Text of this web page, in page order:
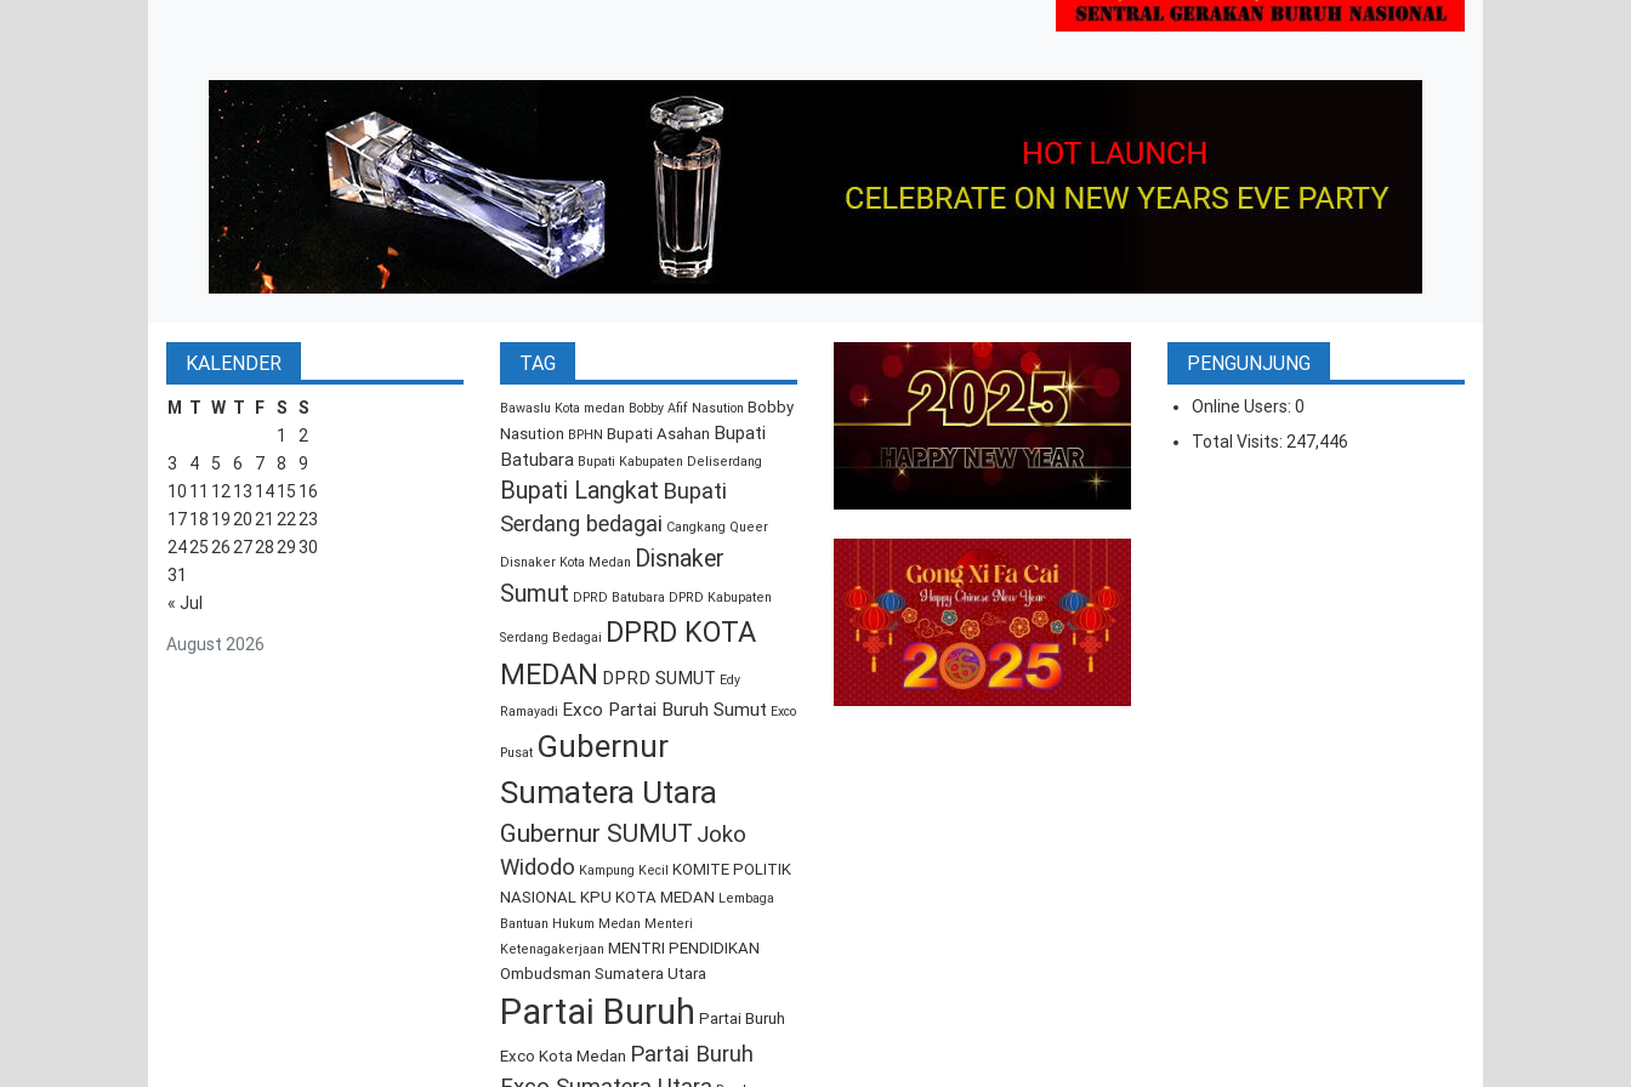
KALENDER
August 2026
M T W T F S S
« Jul
1
2
3
4 5 6 7 8
9
10 11 12 13 1415 16
1718 19 20 21 22 23
2425 26 2728 2930
31
TAG
Bawaslu Kota medan Bobby Afif Nasution Bobby
Nasution BPHN Bupati Asahan Bupati
Batubara Bupati Kabupaten Deliserdang
Bupati Langkat Bupati
Serdang bedagai Cangkang Queer
Disnaker Kota Medan Disnaker
Sumut DPRD Batubara DPRD Kabupaten
Serdang Bedagai DPRD KOTA
MEDAN DPRD SUMUT Edy
Ramayadi Exco Partai Buruh Sumut Exco
Pusat Gubernur
Sumatera Utara
Gubernur SUMUT Joko
Widodo Kampung Kecil KOMITE POLITIK
NASIONAL KPU KOTA MEDAN Lembaga
Bantuan Hukum Medan Menteri
Ketenagakerjaan MENTRI PENDIDIKAN
Ombudsman Sumatera Utara
Partai Buruh Partai Buruh
Exco Kota Medan Partai Buruh
PENGUNJUNG
Online Users: 0
Total Visits: 247,446